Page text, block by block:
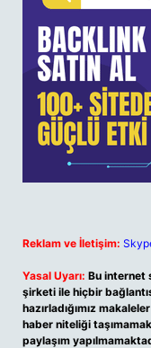
Reklam ve İletişim:
Yasal Uyarı: Bu internet
şirketi ile hiçbir
hazırladığımız
haber niteliği
paylaşım